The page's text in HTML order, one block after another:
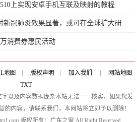
上实现安卓手机互联及映射的教程
新冠肺炎效果显著，或可在全球扩大研
消费券惠民活动
地图 | 版权声明 | 加入我们 |
网站地图
TXT
以及内容数据庞杂本站无法一一核实，如果您发
的内容，请联系我们，本网站将立即予以删除！
版权所有：广东之窗 All Right Reserved.